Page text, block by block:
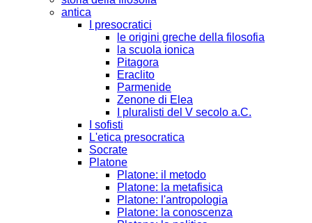
antica
I presocratici
le origini greche della filosofia
la scuola ionica
Pitagora
Eraclito
Parmenide
Zenone di Elea
I pluralisti del V secolo a.C.
I sofisti
L'etica presocratica
Socrate
Platone
Platone: il metodo
Platone: la metafisica
Platone: l'antropologia
Platone: la conoscenza